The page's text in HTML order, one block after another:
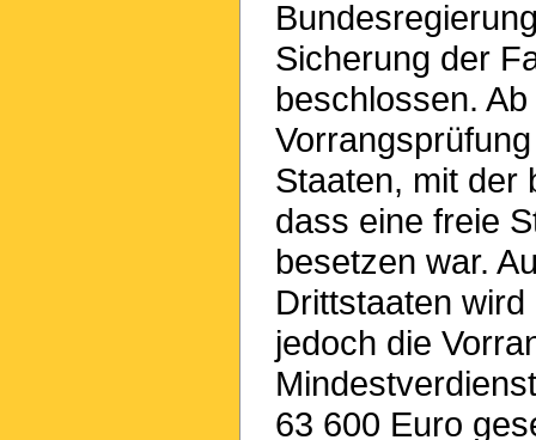
Sicherung der
beschlossen.
Staaten, mit der
dass eine freie
besetzen war.
Drittstaaten
jedoch die
63 600 Euro